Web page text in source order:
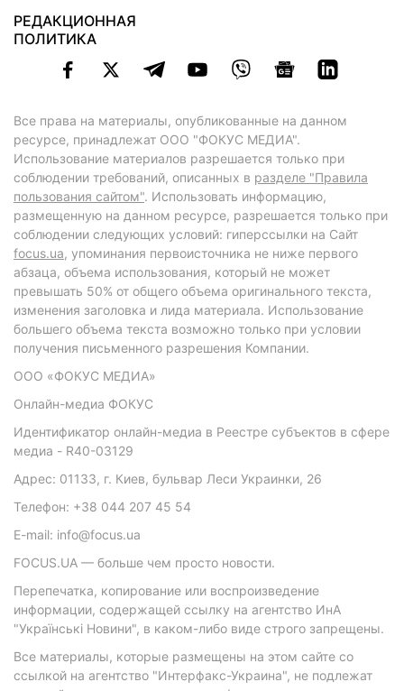
РЕДАКЦИОННАЯ
ПОЛИТИКА
Все права на материалы, опубликованные на данном
ресурсе, принадлежат ООО "ФОКУС МЕДИА".
Использование материалов разрешается только при
соблюдении требований, описанных в разделе "Правила
пользования сайтом". Использовать информацию,
размещенную на данном ресурсе, разрешается только при
соблюдении следующих условий: гиперссылки на Сайт
focus.ua, упоминания первоисточника не ниже первого
абзаца, объема использования, который не может
превышать 50% от общего объема оригинального текста,
изменения заголовка и лида материала. Использование
большего объема текста возможно только при условии
получения письменного разрешения Компании.
ООО «ФОКУС МЕДИА»
Онлайн-медиа ФОКУС
Идентификатор онлайн-медиа в Реестре субъектов в сфере
медиа - R40-03129
Адрес: 01133, г. Киев, бульвар Леси Украинки, 26
Телефон: +38 044 207 45 54
E-mail: info@focus.ua
FOCUS.UA — больше чем просто новости.
Перепечатка, копирование или воспроизведение
информации, содержащей ссылку на агентство ИнА
"Українські Новини", в каком-либо виде строго запрещены.
Все материалы, которые размещены на этом сайте со
ссылкой на агентство "Интерфакс-Украина", не подлежат